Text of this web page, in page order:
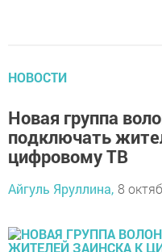
НОВОСТИ
Новая группа
подключать
цифровому ТВ
Айгуль Яруллина, 8